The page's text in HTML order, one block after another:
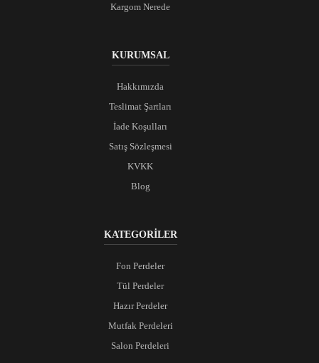
Kargom Nerede
KURUMSAL
Hakkımızda
Teslimat Şartları
İade Koşulları
Satış Sözleşmesi
KVKK
Blog
KATEGORİLER
Fon Perdeler
Tül Perdeler
Hazır Perdeler
Mutfak Perdeleri
Salon Perdeleri